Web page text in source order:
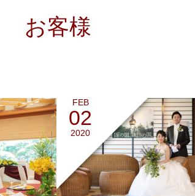
お客様
FEB
02
2020